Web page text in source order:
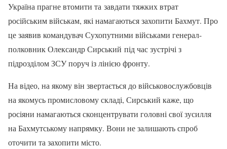
Україна прагне втомити та завдати тяжких втрат
російським військам, які намагаються захопити Бахмут. Про
це заявив командувач Сухопутними військами генерал-
полковник Олександр Сирський під час зустрічі з
підрозділом ЗСУ поруч із лінією фронту.
На відео, на якому він звертається до військовослужбовців
на якомусь промисловому складі, Сирський каже, що
росіяни намагаються сконцентрувати головні свої зусилля
на Бахмутському напрямку. Вони не залишають спроб
оточити та захопити місто.